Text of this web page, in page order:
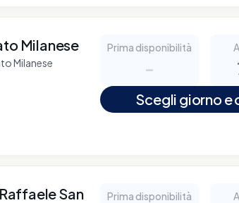
Milanese
Milanese
Prima disponibilità
-
Scegli giorno e
San
Prima disponibilità